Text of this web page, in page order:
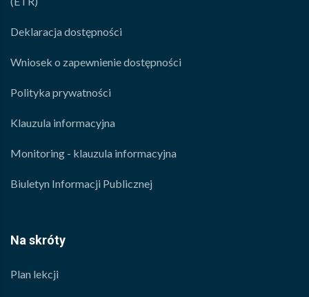
Deklaracja dostępności
Wniosek o zapewnienie dostępności
Polityka prywatności
Klauzula informacyjna
Monitoring - klauzula informacyjna
Biuletyn Informacji Publicznej
Na skróty
Plan lekcji